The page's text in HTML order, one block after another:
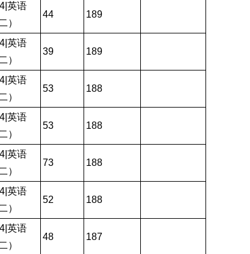
英语
）
44 189
英语
）
39 189
英语
）
53 188
英语
）
53 188
英语
）
73 188
英语
）
52 188
英语
）
48 187